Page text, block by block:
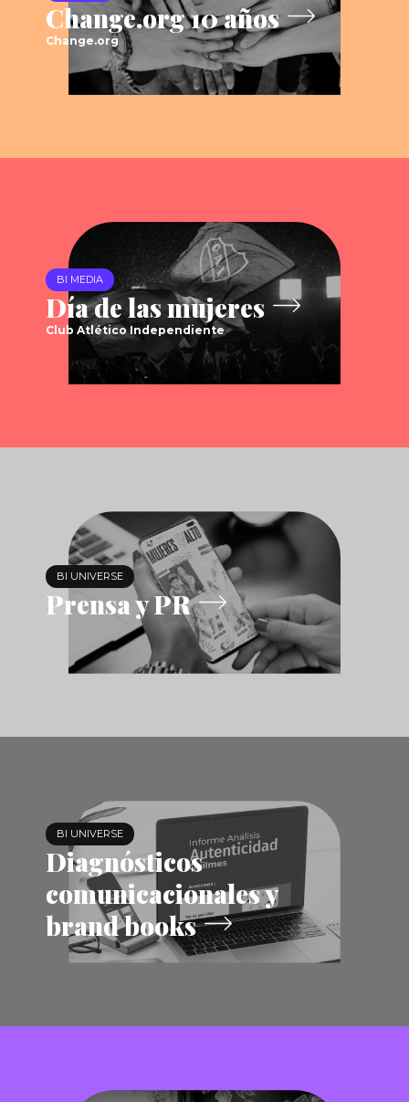
Change.org 10 años
Change.org
BI MEDIA
Día de las mujeres
Club Atlético Independiente
BI UNIVERSE
Prensa y PR
BI UNIVERSE
Diagnósticos
comunicacionales y
brand books